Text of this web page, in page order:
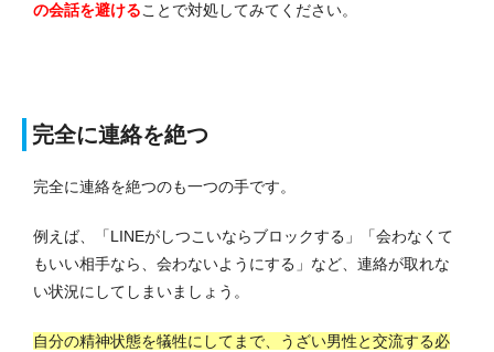
の会話を避けることで対処してみてください。
完全に連絡を絶つ
完全に連絡を絶つのも一つの手です。
例えば、「LINEがしつこいならブロックする」「会わなくて
もいい相手なら、会わないようにする」など、連絡が取れな
い状況にしてしまいましょう。
自分の精神状態を犠牲にしてまで、うざい男性と交流する必